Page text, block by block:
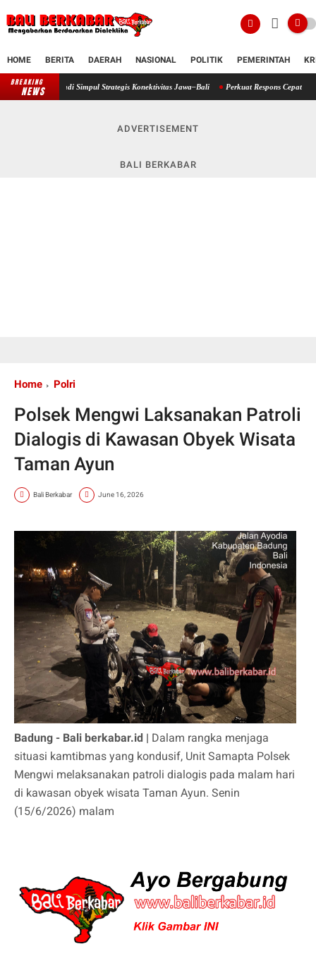
HOME BERITA DAERAH NASIONAL POLITIK PEMERINTAH
BREAKING
NEWS Pelabuhan Celukan Bawang Matangkan Kesiapan, Didorong Jadi Simpul
ADVERTISEMENT
BALI BERKABAR
Home Polri
Polsek Mengwi Laksanakan Patroli
Dialogis di Kawasan Obyek Wisata
Taman Ayun
Bali Berkabar June 16, 2026
Badung - Bali berkabar.id | Dalam rangka menjaga
situasi kamtibmas yang kondusif, Unit Samapta Polsek
Mengwi melaksanakan patroli dialogis pada malam hari
di kawasan obyek wisata Taman Ayun. Senin
(15/6/2026) malam